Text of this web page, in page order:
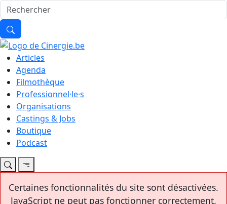
Articles
Agenda
Filmothèque
Professionnel·le·s
Organisations
Castings & Jobs
Boutique
Podcast
Certaines fonctionnalités du site sont désactivées.
JavaScript ne peut pas fonctionner correctement.